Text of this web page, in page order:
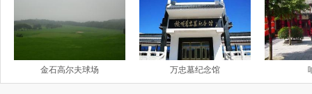
金石高尔夫球场 万忠墓纪念馆